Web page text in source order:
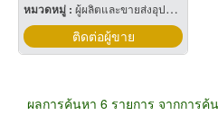
หมวดหมู่ : ผู้ผลิตและขายส่งอุปกรณ์และอะไหล่แอร์
ติดต่อผู้ขาย
ผลการค้นหา 6 รายการ จากการค้